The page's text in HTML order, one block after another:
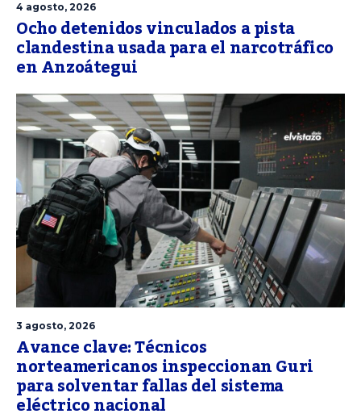
4 agosto, 2026
Ocho detenidos vinculados a pista
clandestina usada para el narcotráfico
en Anzoátegui
3 agosto, 2026
Avance clave: Técnicos
norteamericanos inspeccionan Guri
para solventar fallas del sistema
eléctrico nacional